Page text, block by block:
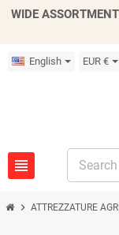
WIDE
English EUR €
view_headline
chevron_right ATTREZZATURE